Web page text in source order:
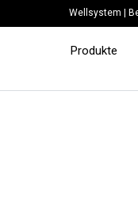
Wellsystem
Produkte